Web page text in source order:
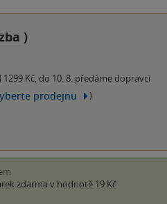
)
1299 Kč, do 10. 8. předáme dopravci
prodejnu )
zdarma v hodnotě 19 Kč